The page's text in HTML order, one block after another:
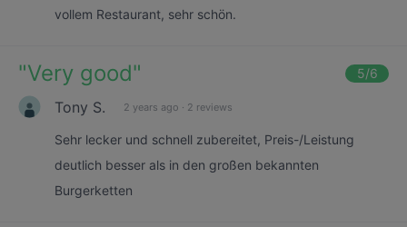
vollem Restaurant, sehr schön.
"Very good" 5/6
Tony S. 2 years ago · 2 reviews
Sehr lecker und schnell zubereitet, Preis-/Leistung
deutlich besser als in den großen bekannten
Burgerketten